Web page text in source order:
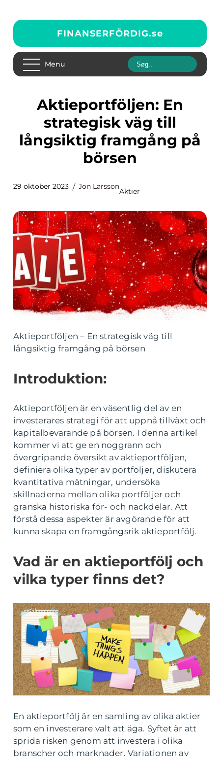
FINANSERFÖRDIG.se
Menu
Aktieportföljen: En
strategisk väg till
långsiktig framgång på
börsen
29 oktober 2023 Jon Larsson
Aktier
Aktieportföljen – En strategisk väg till
långsiktig framgång på börsen
Introduktion:
Aktieportföljen är en väsentlig del av en
investerares strategi för att uppnå tillväxt och
kapitalbevarande på börsen. I denna artikel
kommer vi att ge en noggrann och
övergripande översikt av aktieportföljen,
definiera olika typer av portföljer, diskutera
kvantitativa mätningar, undersöka
skillnaderna mellan olika portföljer och
granska historiska för- och nackdelar. Att
förstå dessa aspekter är avgörande för att
kunna skapa en framgångsrik aktieportfölj.
Vad är en aktieportfölj och
vilka typer finns det?
En aktieportfölj är en samling av olika aktier
som en investerare valt att äga. Syftet är att
sprida risken genom att investera i olika
branscher och marknader. Variationen av